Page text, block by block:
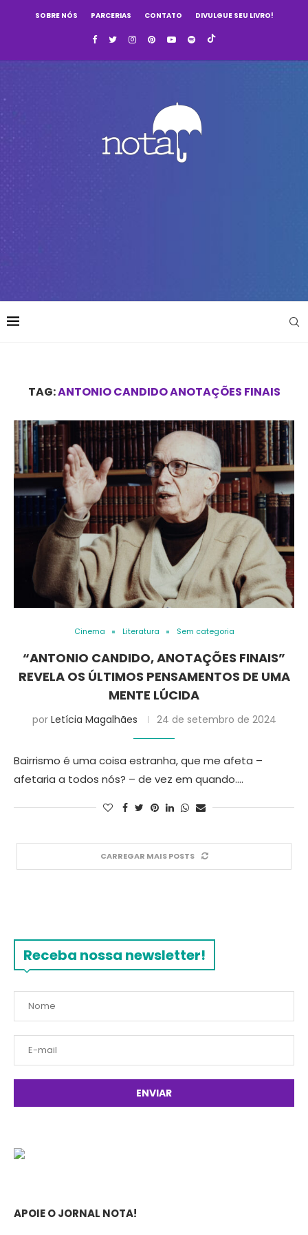
SOBRE NÓS PARCERIAS CONTATO DIVULGUE SEU LIVRO!
TAG:ANTONIO CANDIDO ANOTAÇÕES FINAIS
Cinema Literatura Sem categoria
“ANTONIO CANDIDO, ANOTAÇÕES FINAIS”
REVELA OS ÚLTIMOS PENSAMENTOS DE UMA
MENTE LÚCIDA
por Letícia Magalhães 24 de setembro de 2024
Bairrismo é uma coisa estranha, que me afeta –
afetaria a todos nós? – de vez em quando.…
CARREGAR MAIS POSTS
Receba nossa newsletter!
APOIE O JORNAL NOTA!